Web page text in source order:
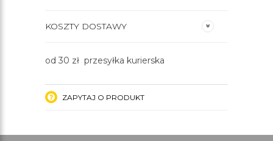
KOSZTY DOSTAWY
od 30 zł przesyłka kurierska
ZAPYTAJ O PRODUKT